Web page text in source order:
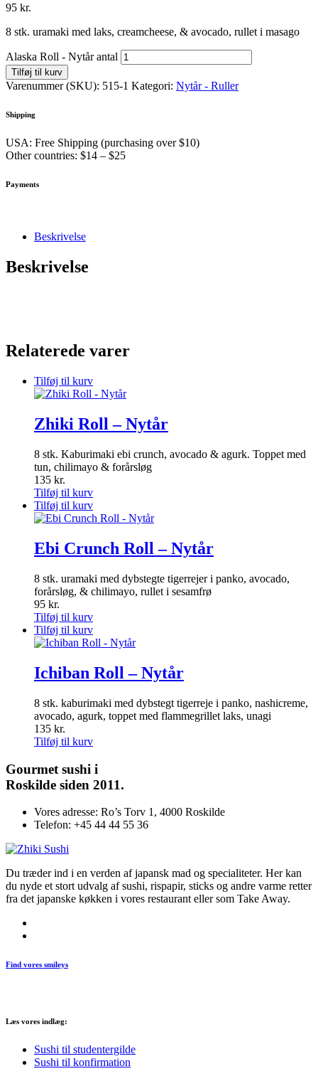
95 kr.
8 stk. uramaki med laks, creamcheese, & avocado, rullet i masago
Alaska Roll - Nytår antal
Tilføj til kurv
Varenummer (SKU): 515-1 Kategori: Nytår - Ruller
Shipping
USA: Free Shipping (purchasing over $10)
Other countries: $14 – $25
Payments
Beskrivelse
Beskrivelse
Relaterede varer
Tilføj til kurv
Zhiki Roll – Nytår
8 stk. Kaburimaki ebi crunch, avocado & agurk. Toppet med
tun, chilimayo & forårsløg
135 kr.
Tilføj til kurv
Tilføj til kurv
Ebi Crunch Roll – Nytår
8 stk. uramaki med dybstegte tigerrejer i panko, avocado,
forårsløg, & chilimayo, rullet i sesamfrø
95 kr.
Tilføj til kurv
Tilføj til kurv
Ichiban Roll – Nytår
8 stk. kaburimaki med dybstegt tigerreje i panko, nashicreme,
avocado, agurk, toppet med flammegrillet laks, unagi
135 kr.
Tilføj til kurv
Gourmet sushi i
Roskilde siden 2011.
Vores adresse: Ro’s Torv 1, 4000 Roskilde
Telefon: +45 44 44 55 36
Du træder ind i en verden af japansk mad og specialiteter. Her kan
du nyde et stort udvalg af sushi, rispapir, sticks og andre varme retter
fra det japanske køkken i vores restaurant eller som Take Away.
Find vores smileys
Læs vores indlæg:
Sushi til studentergilde
Sushi til konfirmation